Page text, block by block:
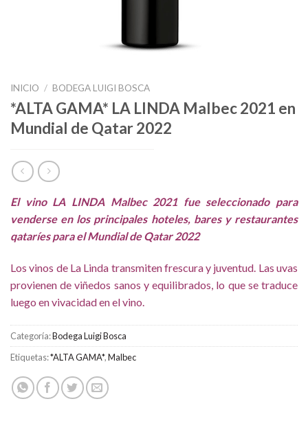
INICIO / BODEGA LUIGI BOSCA
*ALTA GAMA* LA LINDA Malbec 2021 en
Mundial de Qatar 2022
El vino LA LINDA Malbec 2021 fue seleccionado para
venderse en los principales hoteles, bares y restaurantes
qataríes para el Mundial de Qatar 2022
Los vinos de La Linda transmiten frescura y juventud. Las uvas
provienen de viñedos sanos y equilibrados, lo que se traduce
luego en vivacidad en el vino.
Categoría:Bodega Luigi Bosca
Etiquetas:*ALTA GAMA*,Malbec